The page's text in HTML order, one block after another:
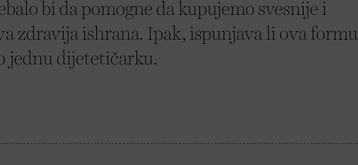
bi da pomogne da kupujemo svesnije i
zdravija ishrana. Ipak, ispunjava li ova
jednu dijetetičarku.